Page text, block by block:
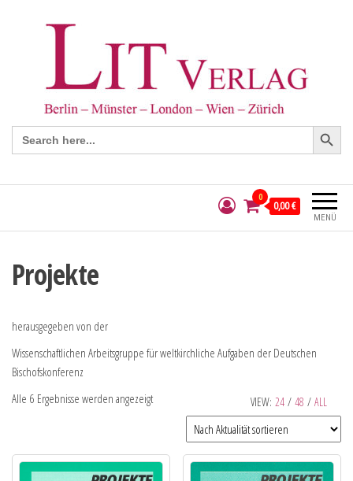
Search
for:
Search Button
MENÜ
0
0,00 €
Projekte
herausgegeben von der
Wissenschaftlichen Arbeitsgruppe für weltkirchliche Aufgaben der Deutschen
Bischofskonferenz
VIEW: 24 / 48 / ALL
Alle 6 Ergebnisse werden angezeigt